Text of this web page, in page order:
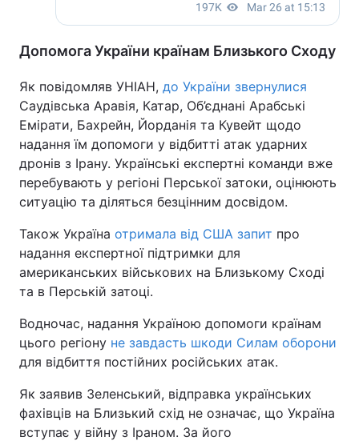
Допомога України країнам Близького Сходу
Як повідомляв УНІАН, до України звернулися
Саудівська Аравія, Катар, Об’єднані Арабські
Емірати, Бахрейн, Йорданія та Кувейт щодо
надання їм допомоги у відбитті атак ударних
дронів з Ірану. Українські експертні команди вже
перебувають у регіоні Перської затоки, оцінюють
ситуацію та діляться безцінним досвідом.
Також Україна отримала від США запит про
надання експертної підтримки для
американських військових на Близькому Сході
та в Перській затоці.
Водночас, надання Україною допомоги країнам
цього регіону не завдасть шкоди Силам оборони
для відбиття постійних російських атак.
Як заявив Зеленський, відправка українських
фахівців на Близький схід не означає, що Україна
вступає у війну з Іраном. За його